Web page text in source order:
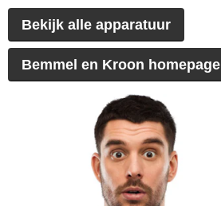
Bekijk alle apparatuur
Bemmel en Kroon homepage